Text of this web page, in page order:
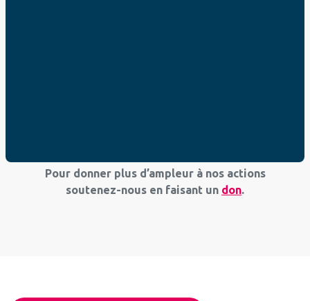
Pour donner plus d’ampleur à nos actions
soutenez-nous en faisant un don.